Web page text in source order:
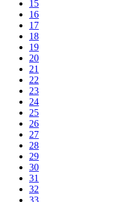
15
16
17
18
19
20
21
22
23
24
25
26
27
28
29
30
31
32